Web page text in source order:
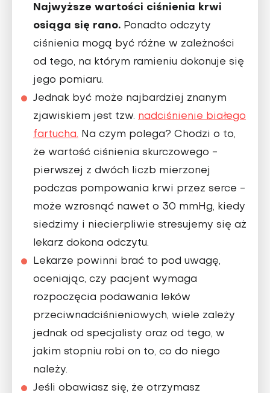
Najwyższe wartości ciśnienia krwi
osiąga się rano. Ponadto odczyty
ciśnienia mogą być różne w zależności
od tego, na którym ramieniu dokonuje się
jego pomiaru.
Jednak być może najbardziej znanym
zjawiskiem jest tzw. nadciśnienie białego
fartucha. Na czym polega? Chodzi o to,
że wartość ciśnienia skurczowego -
pierwszej z dwóch liczb mierzonej
podczas pompowania krwi przez serce -
może wzrosnąć nawet o 30 mmHg, kiedy
siedzimy i niecierpliwie stresujemy się aż
lekarz dokona odczytu.
Lekarze powinni brać to pod uwagę,
oceniając, czy pacjent wymaga
rozpoczęcia podawania leków
przeciwnadciśnieniowych, wiele zależy
jednak od specjalisty oraz od tego, w
jakim stopniu robi on to, co do niego
należy.
Jeśli obawiasz się, że otrzymasz